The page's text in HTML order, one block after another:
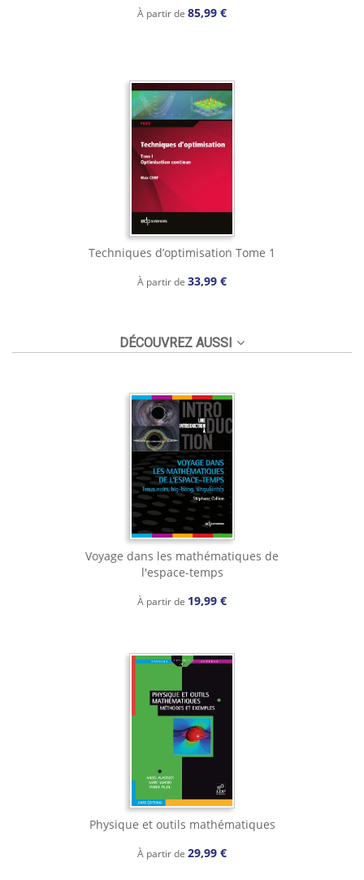
À partir de 85,99 €
Techniques d’optimisation Tome 1
À partir de 33,99 €
DÉCOUVREZ AUSSI
Voyage dans les mathématiques de
l'espace-temps
À partir de 19,99 €
Physique et outils mathématiques
À partir de 29,99 €